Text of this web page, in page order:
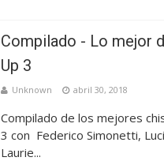
Compilado - Lo mejor
Up 3
Unknown abril 30, 2018
Compilado de los mejores
3 con Federico Simonetti,
Laurie...